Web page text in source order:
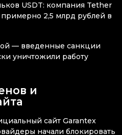
USDT: компания Tether
2,5 млрд рублей в
— введенные санкции
уничтожили работу
и
сайт Garantex
начали блокировать